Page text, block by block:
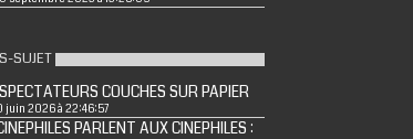
SUJET
COUCHES SUR PAPIER
juin 2026 à 22:46:57
PARLENT AUX CINEPHILES :